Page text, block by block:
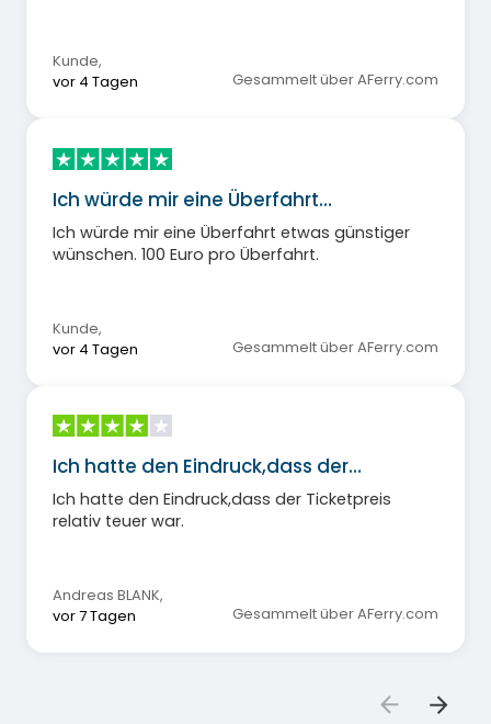
Kunde,
vor 4 Tagen
Gesammelt über AFerry.com
Ich würde mir eine Überfahrt…
Ich würde mir eine Überfahrt etwas günstiger
wünschen. 100 Euro pro Überfahrt.
Kunde,
vor 4 Tagen
Gesammelt über AFerry.com
Ich hatte den Eindruck,dass der…
Ich hatte den Eindruck,dass der Ticketpreis
relativ teuer war.
Andreas BLANK,
vor 7 Tagen
Gesammelt über AFerry.com